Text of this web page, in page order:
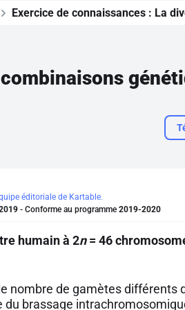
Exercice de connaissances : La
éditoriale de Kartable.
- Conforme au programme 2019-2020
humain à 2n= 46
nombre de gamètes différents
du brassage